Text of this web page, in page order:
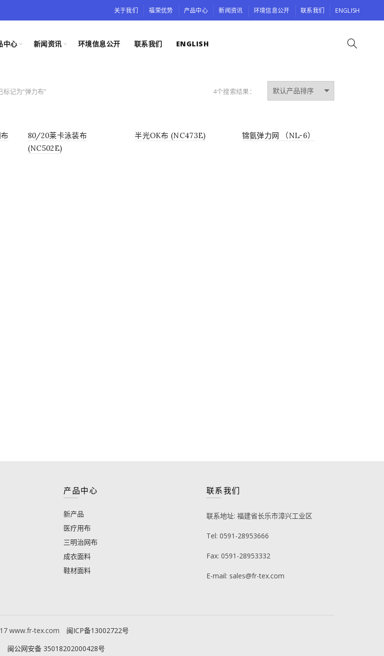
关于我们 福荣优势 产品中心 新闻资讯 环境信息公开 联系我们 ENGLISH
中心 新闻资讯 环境信息公开 联系我们 ENGLISH
标记为“弹力布” 4个搜索结果：
80/20莱卡泳装布
(NC502E)
半光OK布 (NC473E) 锦氨弹力网 （NL-6）
产品中心
新产品
医疗用布
三明治网布
成衣面料
鞋材面料
联系我们
联系地址: 福建省长乐市漳兴工业区
Tel: 0591-28953666
Fax: 0591-28953332
E-mail: sales@fr-tex.com
www.fr-tex.com 闽ICP备13002722号
闽公网安备 35018202000428号